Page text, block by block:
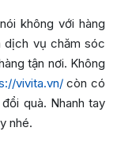
không với hàng
dịch vụ chăm sóc
tận nơi. Không
vivita.vn/còn có
quà. Nhanh tay
nhé.